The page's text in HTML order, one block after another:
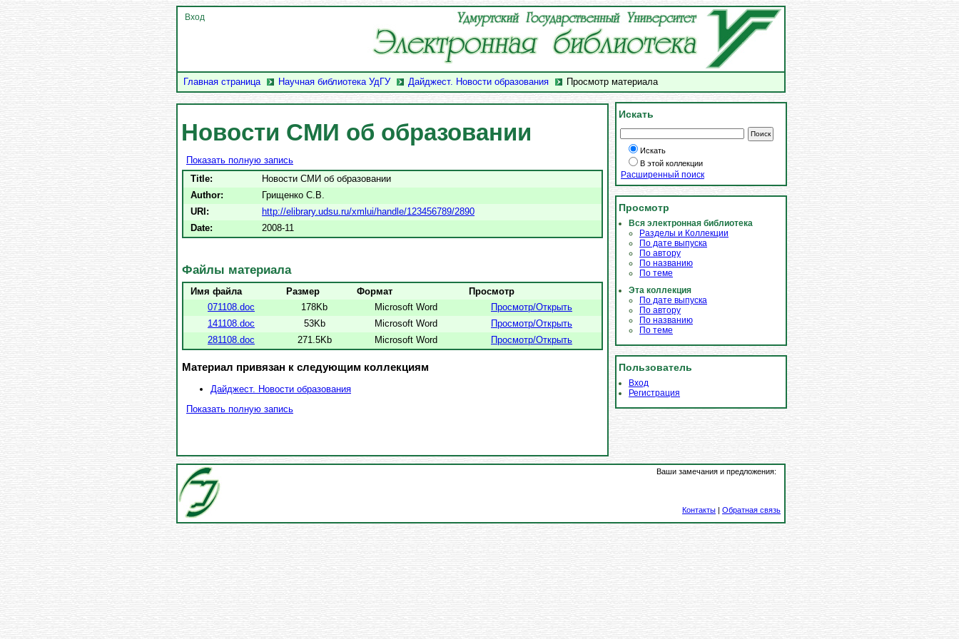
Главная страница Научная библиотека УдГУ Дайджест. Новости образования Просмотр материала
Вход
Новости СМИ об образовании
Показать полную запись
Title:
Новости СМИ об образовании
Author:
Грищенко С.В.
URI:
http://elibrary.udsu.ru/xmlui/handle/123456789/2890
Date:
2008-11
Файлы материала
Имя файла Размер Формат
Просмотр
071108.doc
178Kb Microsoft Word Просмотр/Открыть
141108.doc
53Kb Microsoft Word Просмотр/Открыть
281108.doc
271.5Kb Microsoft Word Просмотр/Открыть
Материал привязан к следующим коллекциям
Дайджест. Новости образования
Показать полную запись
Искать
Искать
В этой коллекции
Расширенный поиск
Просмотр
Вся электронная библиотека
Разделы и Коллекции
По дате выпуска
По автору
По названию
По теме
Эта коллекция
По дате выпуска
По автору
По названию
По теме
Пользователь
Вход
Регистрация
Ваши замечания и предложения:
Контакты | Обратная связь